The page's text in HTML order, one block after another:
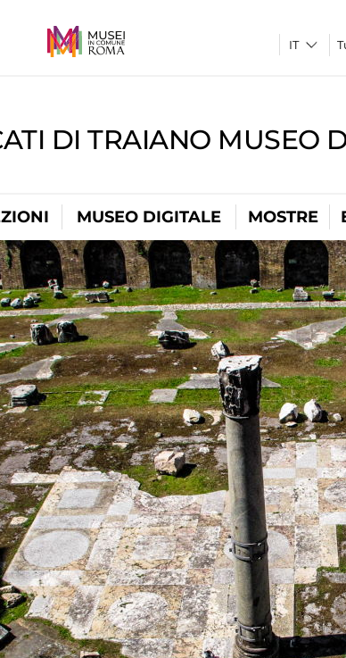
DI TRAIANO MUSEO
MUSEO DIGITALE MOSTRE